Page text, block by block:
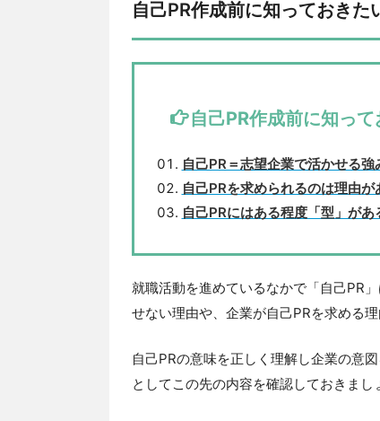
自己PR作成前に知っておき
自己PR作成前に知っ
自己PR＝志望企業で活かせる強
自己PRを求められるのは理由が
自己PRにはある程度「型」があ
就職活動を進めているなかで「自己PR
せない理由や、企業が自己PRを求める
自己PRの意味を正しく理解し企業の意
としてこの先の内容を確認しておきまし